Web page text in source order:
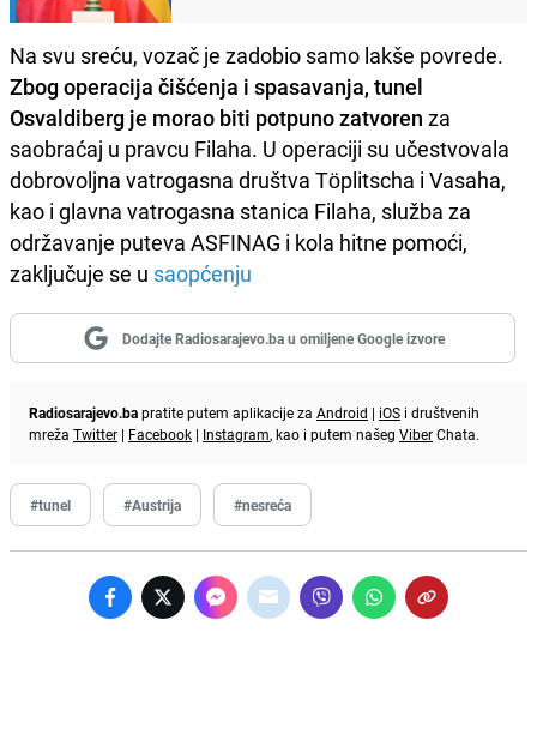
Na svu sreću, vozač je zadobio samo lakše povrede.
Zbog operacija čišćenja i spasavanja, tunel
Osvaldiberg je morao biti potpuno zatvoren za
saobraćaj u pravcu Filaha. U operaciji su učestvovala
dobrovoljna vatrogasna društva Töplitscha i Vasaha,
kao i glavna vatrogasna stanica Filaha, služba za
održavanje puteva ASFINAG i kola hitne pomoći,
zaključuje se u saopćenju
Dodajte Radiosarajevo.ba u omiljene Google izvore
Radiosarajevo.bapratite putem aplikacije za Android | iOS i društvenih
mreža Twitter | Facebook | Instagram, kao i putem našeg ViberChata.
#tunel #Austrija #nesreća